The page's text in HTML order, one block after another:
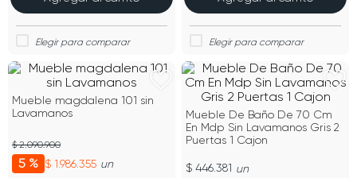
Mueble magdalena 101 sin
Lavamanos
5 % $ 1.986.355
$ 2.090.900
un
Mueble De Baño De 70 Cm
En Mdp Sin Lavamanos Gris 2
Puertas 1 Cajon
$ 446.381 un